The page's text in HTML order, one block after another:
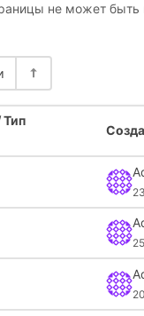
не может быть
Тип